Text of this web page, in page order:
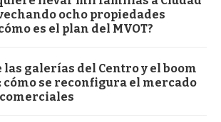
ocho propiedades
es el plan del MVOT?
las galerías del Centro y el boom
cómo se reconfigura el mercado